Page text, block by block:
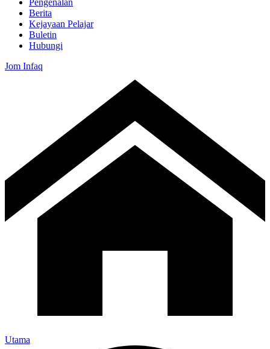
Pengenalan
Berita
Kejayaan Pelajar
Buletin
Hubungi
Jom Infaq
Utama